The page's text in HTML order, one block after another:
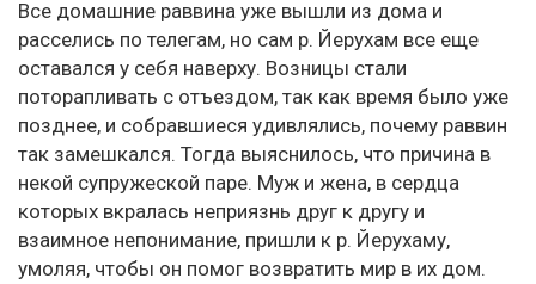
Все домашние раввина уже вышли из дома и
расселись по телегам, но сам р. Йерухам все еще
оставался у себя наверху. Возницы стали
поторапливать с отъездом, так как время было уже
позднее, и собравшиеся удивлялись, почему раввин
так замешкался. Тогда выяснилось, что причина в
некой супружеской паре. Муж и жена, в сердца
которых вкралась неприязнь друг к другу и
взаимное непонимание, пришли к р. Йерухаму,
умоляя, чтобы он помог возвратить мир в их дом.